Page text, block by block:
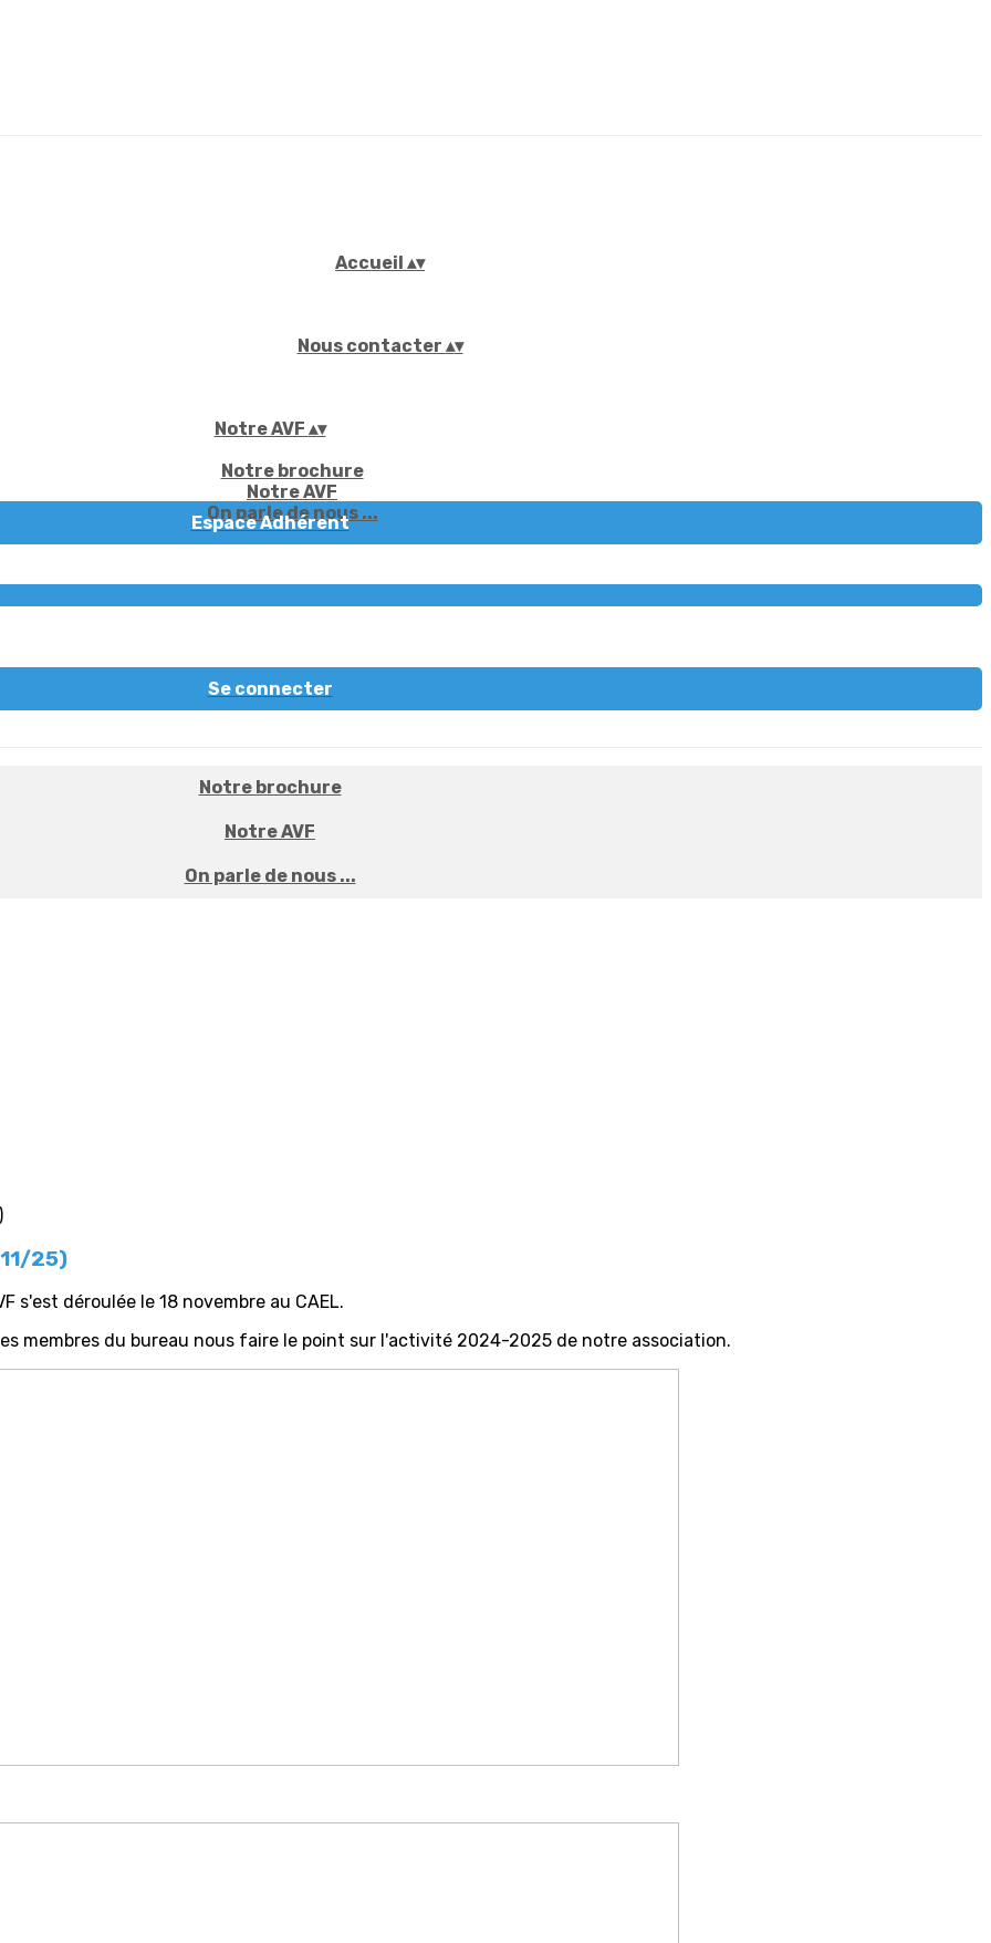
Accueil ▴▾
Nous contacter ▴▾
Notre AVF ▴▾
Notre brochure
Notre AVF
On parle de nous ...
Espace Adhérent
Se connecter
Notre brochure
Notre AVF
On parle de nous ...
25)
s'est déroulée le 18 novembre au CAEL.
membres du bureau nous faire le point sur l'activité 2024-2025 de notre association.